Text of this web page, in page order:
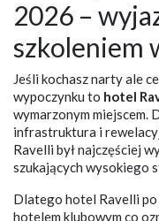
2026 –
szkoleniem
Jeśli kochasz narty ale
wypoczynku to hotel
wymarzonym miejscem.
infrastruktura i
Ravelli był najczęściej
szukających wysokiego
Dlatego hotel Ravelli po
hotelem klubowym co